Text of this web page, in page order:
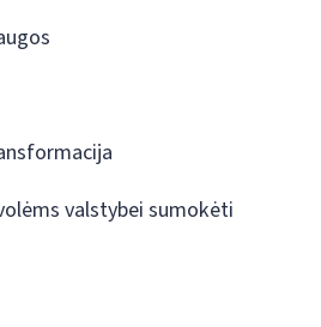
valstybei sumokėti